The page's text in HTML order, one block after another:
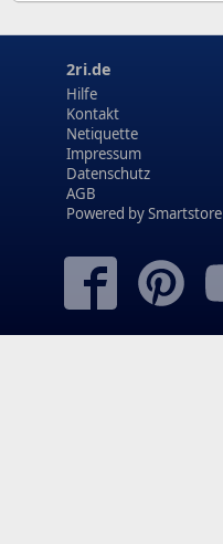
2ri.de
Hilfe
Kontakt
Netiquette
Impressum
Datenschutz
AGB
Powered bySmartstore